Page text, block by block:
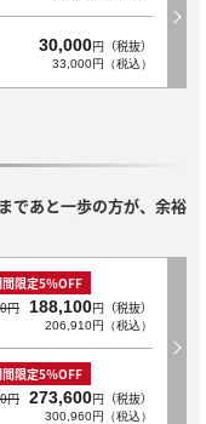
30,000円（税抜）
33,000円（税込）
であと一歩の方が、余裕
限定5％OFF
円
188,100円（税抜）
206,910円（税込）
限定5％OFF
円 273,600円（税抜）
300,960円（税込）